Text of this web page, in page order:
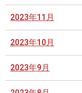
2023年11月
2023年10月
2023年9月